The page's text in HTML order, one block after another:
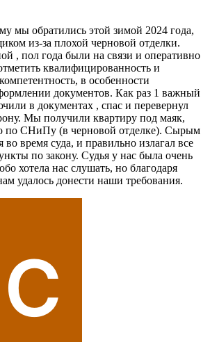
мы обратились этой зимой 2024 года,
из-за плохой черновой отделки.
, пол года были на связи и оперативно
квалифицированность и
в особенности
документов. Как раз 1 важный
в документах , спас и перевернул
Мы получили квартиру под маяк,
по СНиПу (в черновой отделке). Сырым
во время суда, и правильно излагал все
по закону. Судья у нас была очень
хотела нас слушать, но благодаря
удалось донести наши требования.